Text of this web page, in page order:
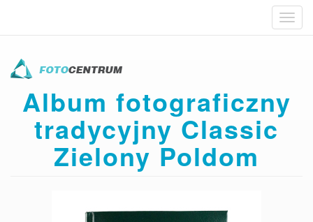
treści
Album fotograficzny
tradycyjny Classic
Zielony Poldom